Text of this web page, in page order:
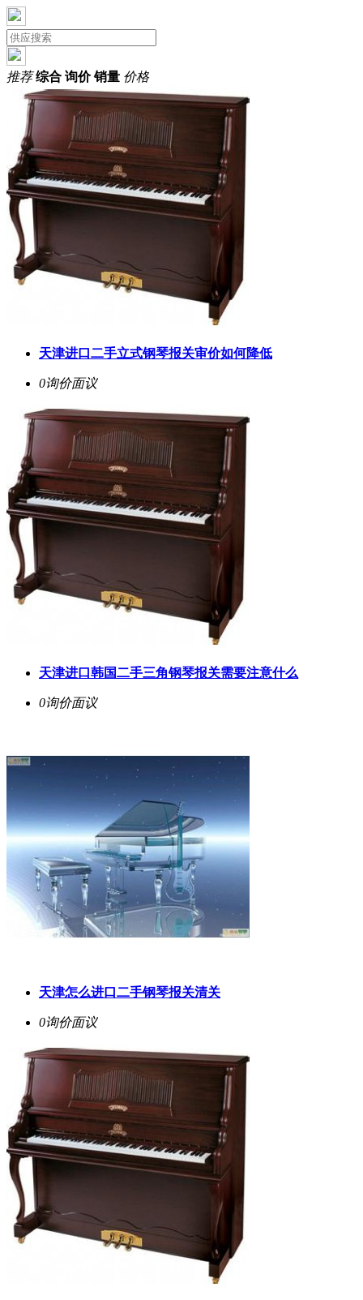
推荐 综合 询价 销量 价格
天津进口二手立式钢琴报关审价如何降低
0询价面议
天津进口韩国二手三角钢琴报关需要注意什么
0询价面议
天津怎么进口二手钢琴报关清关
0询价面议